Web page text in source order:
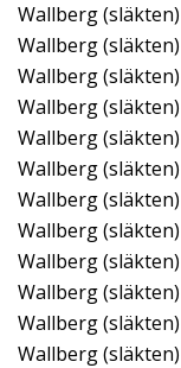
Wallberg (släkten)
Wallberg (släkten)
Wallberg
Wallberg (släkten)
Wallberg
Wallberg (släkten)
Wallberg (släkten)
Wallberg (släkten)
Wallberg (släkten)
Wallberg
Wallberg
Wallberg